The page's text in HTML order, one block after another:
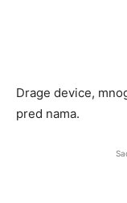
Drage device,
pred nama.